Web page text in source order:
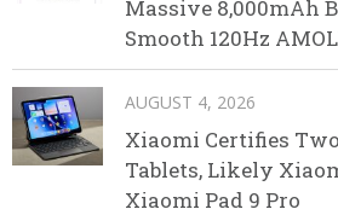
Massive 8,000mAh
Smooth 120Hz
AUGUST 4, 2026
Xiaomi Certifies
Tablets, Likely
Xiaomi Pad 9 Pro